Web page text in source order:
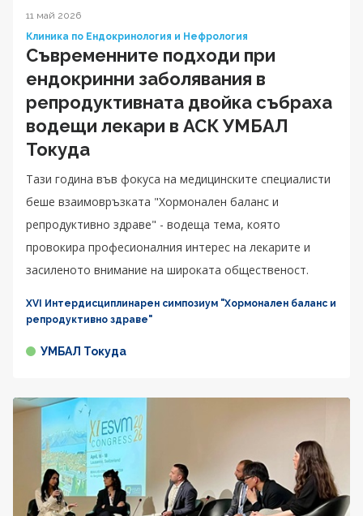
11 май 2026
Клиника по Ендокринология и Нефрология
Съвременните подходи при
ендокринни заболявания в
репродуктивната двойка събраха
водещи лекари в АСК УМБАЛ
Токуда
Тази година във фокуса на медицинските специалисти
беше взаимовръзката "Хормонален баланс и
репродуктивно здраве" - водеща тема, която
провокира професионалния интерес на лекарите и
засиленото внимание на широката общественост.
XVI Интердисциплинарен симпозиум "Хормонален баланс и
репродуктивно здраве"
УМБАЛ Токуда